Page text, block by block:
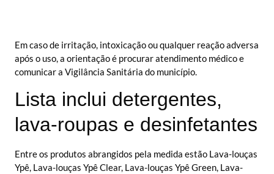
Em caso de irritação, intoxicação ou qualquer reação adversa
após o uso, a orientação é procurar atendimento médico e
comunicar a Vigilância Sanitária do município.
Lista inclui detergentes,
lava-roupas e desinfetantes
Entre os produtos abrangidos pela medida estão Lava-louças
Ypê, Lava-louças Ypê Clear, Lava-louças Ypê Green, Lava-